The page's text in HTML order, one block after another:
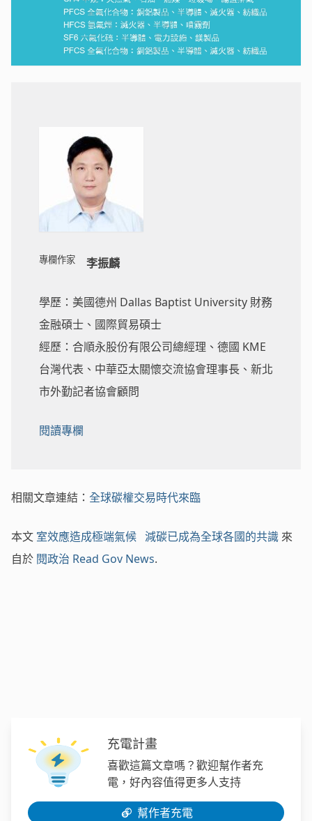
專欄作家 李振麟
學歷：美國德州 Dallas Baptist University 財務
金融碩士、國際貿易碩士
經歷：合順永股份有限公司總經理、德國 KME
台灣代表、中華亞太關懷交流協會理事長、新北
市外勤記者協會顧問
閱讀專欄
相關文章連結： 全球碳權交易時代來臨
本文 室效應造成極端氣候 減碳已成為全球各國的共識 來
自於 閱政治 Read Gov News.
充電計畫
喜歡這篇文章嗎？歡迎幫作者充
電，好內容值得更多人支持
幫作者充電